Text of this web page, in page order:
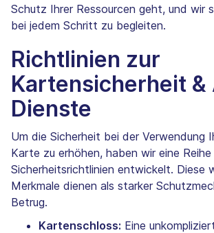
Schutz Ihrer Ressourcen geht, und wir
bei jedem Schritt zu begleiten.
Richtlinien zur
Kartensicherheit &
Dienste
Um die Sicherheit bei der Verwendung
Karte zu erhöhen, haben wir eine
Sicherheitsrichtlinien entwickelt. Diese
Merkmale dienen als starker
Betrug.
Kartenschloss: Eine